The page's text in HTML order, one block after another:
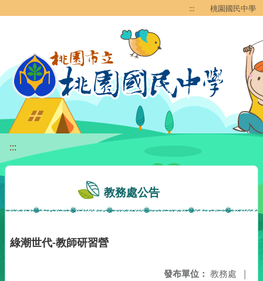
::: 桃園國民中學
:::
教務處公告
綠潮世代-教師研習營
發布單位： 教務處 |